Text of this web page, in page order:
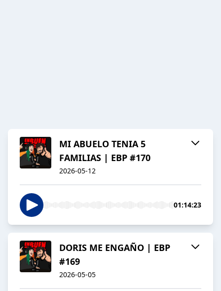
MI ABUELO TENIA 5
FAMILIAS | EBP #170
2026-05-12
01:14:23
DORIS ME ENGAÑO | EBP
#169
2026-05-05